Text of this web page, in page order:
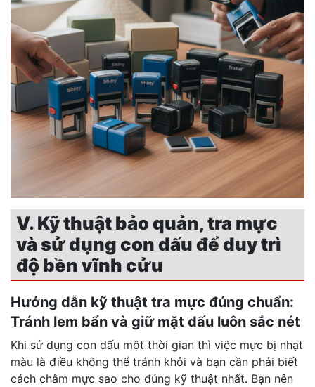
V. Kỹ thuật bảo quản, tra mực
và sử dụng con dấu để duy trì
độ bền vĩnh cửu
Hướng dẫn kỹ thuật tra mực đúng chuẩn:
Tránh lem bẩn và giữ mặt dấu luôn sắc nét
Khi sử dụng con dấu một thời gian thì việc mực bị nhạt
màu là điều không thể tránh khỏi và bạn cần phải biết
cách châm mực sao cho đúng kỹ thuật nhất. Bạn nên